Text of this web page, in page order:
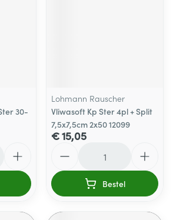
30-
Lohmann Rauscher
Vliwasoft Kp Ster 4pl + Split
7,5x7,5cm 2x50 12099
€ 15,05
Bestel